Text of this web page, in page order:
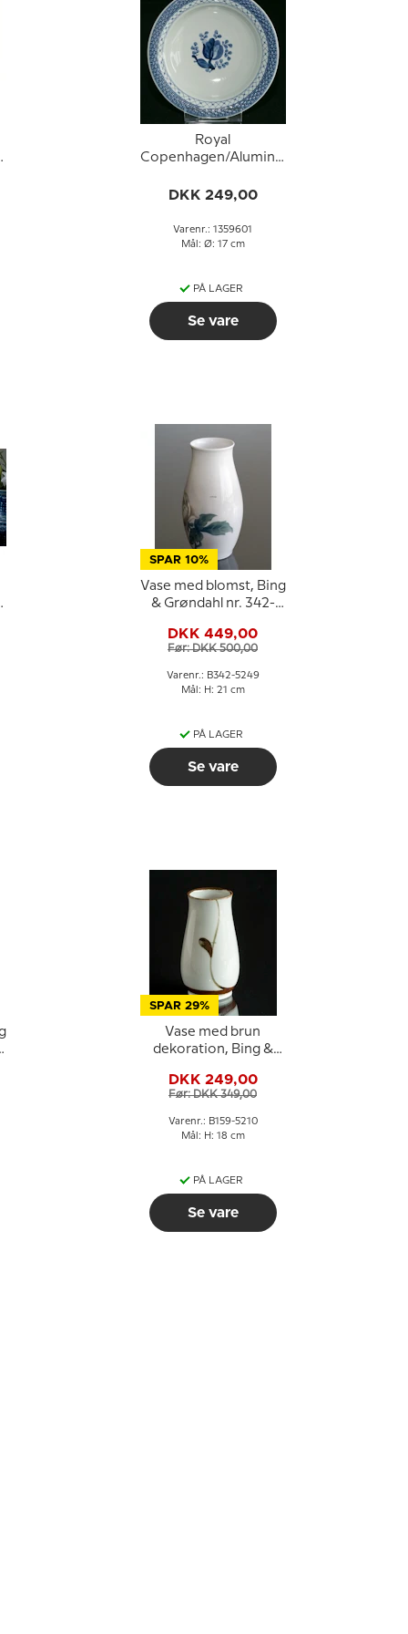
Royal
Copenhagen/Aluminia
ymerskål /
eller 601, 17cm
DKK 249,00
Varenr.: 1359601
Mål: Ø: 17 cm
PÅ LAGER
Se vare
SPAR 10%
Vase med blomst, Bing
& Grøndahl nr. 342-
DKK 449,00
Før: DKK 500,00
Varenr.: B342-5249
Mål: H: 21 cm
PÅ LAGER
Se vare
SPAR 29%
Vase med brun
dekoration, Bing &
DKK 249,00
Før: DKK 349,00
Varenr.: B159-5210
Mål: H: 18 cm
PÅ LAGER
Se vare